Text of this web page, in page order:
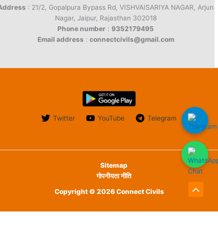
: 21/2, Gopalpura Bypass Rd, VISHVAISARIYA NAGAR, Arjun
Nagar, Jaipur, Rajasthan 302018
Phone number : 9352179495
Email address : connectcivils@gmail.com
Twitter YouTube Telegram
Sitemap
गोपनीयता नीति
Copyright © 2026 Connect Civils
Scroll
to